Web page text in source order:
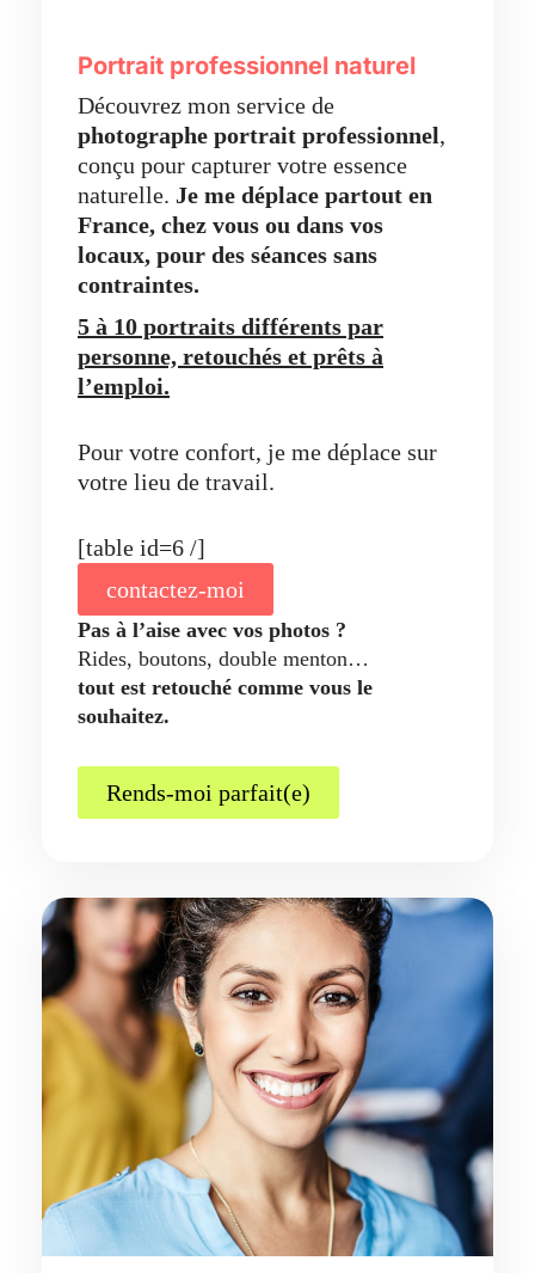
Portrait professionnel naturel
Découvrez mon service de
photographe portrait professionnel,
conçu pour capturer votre essence
naturelle. Je me déplace partout en
France, chez vous ou dans vos
locaux, pour des séances sans
contraintes.
5 à 10 portraits différents par
personne, retouchés et prêts à
l’emploi.
Pour votre confort, je me déplace sur
votre lieu de travail.
[table id=6 /]
contactez-moi
Pas à l’aise avec vos photos ?
Rides, boutons, double menton…
tout est retouché comme vous le
souhaitez.
Rends-moi parfait(e)